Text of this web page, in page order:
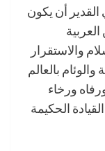
القدير أن يكون
والاستقرار
بالعالم
ورخاء
الحكيمة